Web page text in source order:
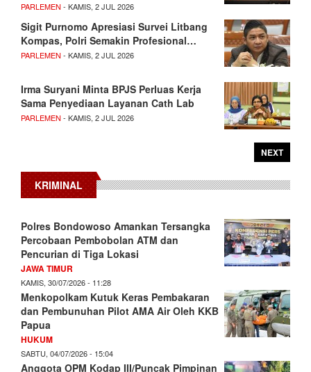
PARLEMEN - KAMIS, 2 JUL 2026
Sigit Purnomo Apresiasi Survei Litbang
Kompas, Polri Semakin Profesional…
PARLEMEN - KAMIS, 2 JUL 2026
Irma Suryani Minta BPJS Perluas Kerja
Sama Penyediaan Layanan Cath Lab
PARLEMEN - KAMIS, 2 JUL 2026
NEXT
KRIMINAL
Polres Bondowoso Amankan Tersangka
Percobaan Pembobolan ATM dan
Pencurian di Tiga Lokasi
JAWA TIMUR
KAMIS, 30/07/2026 - 11:28
Menkopolkam Kutuk Keras Pembakaran
dan Pembunuhan Pilot AMA Air Oleh KKB
Papua
HUKUM
SABTU, 04/07/2026 - 15:04
Anggota OPM Kodap III/Puncak Pimpinan